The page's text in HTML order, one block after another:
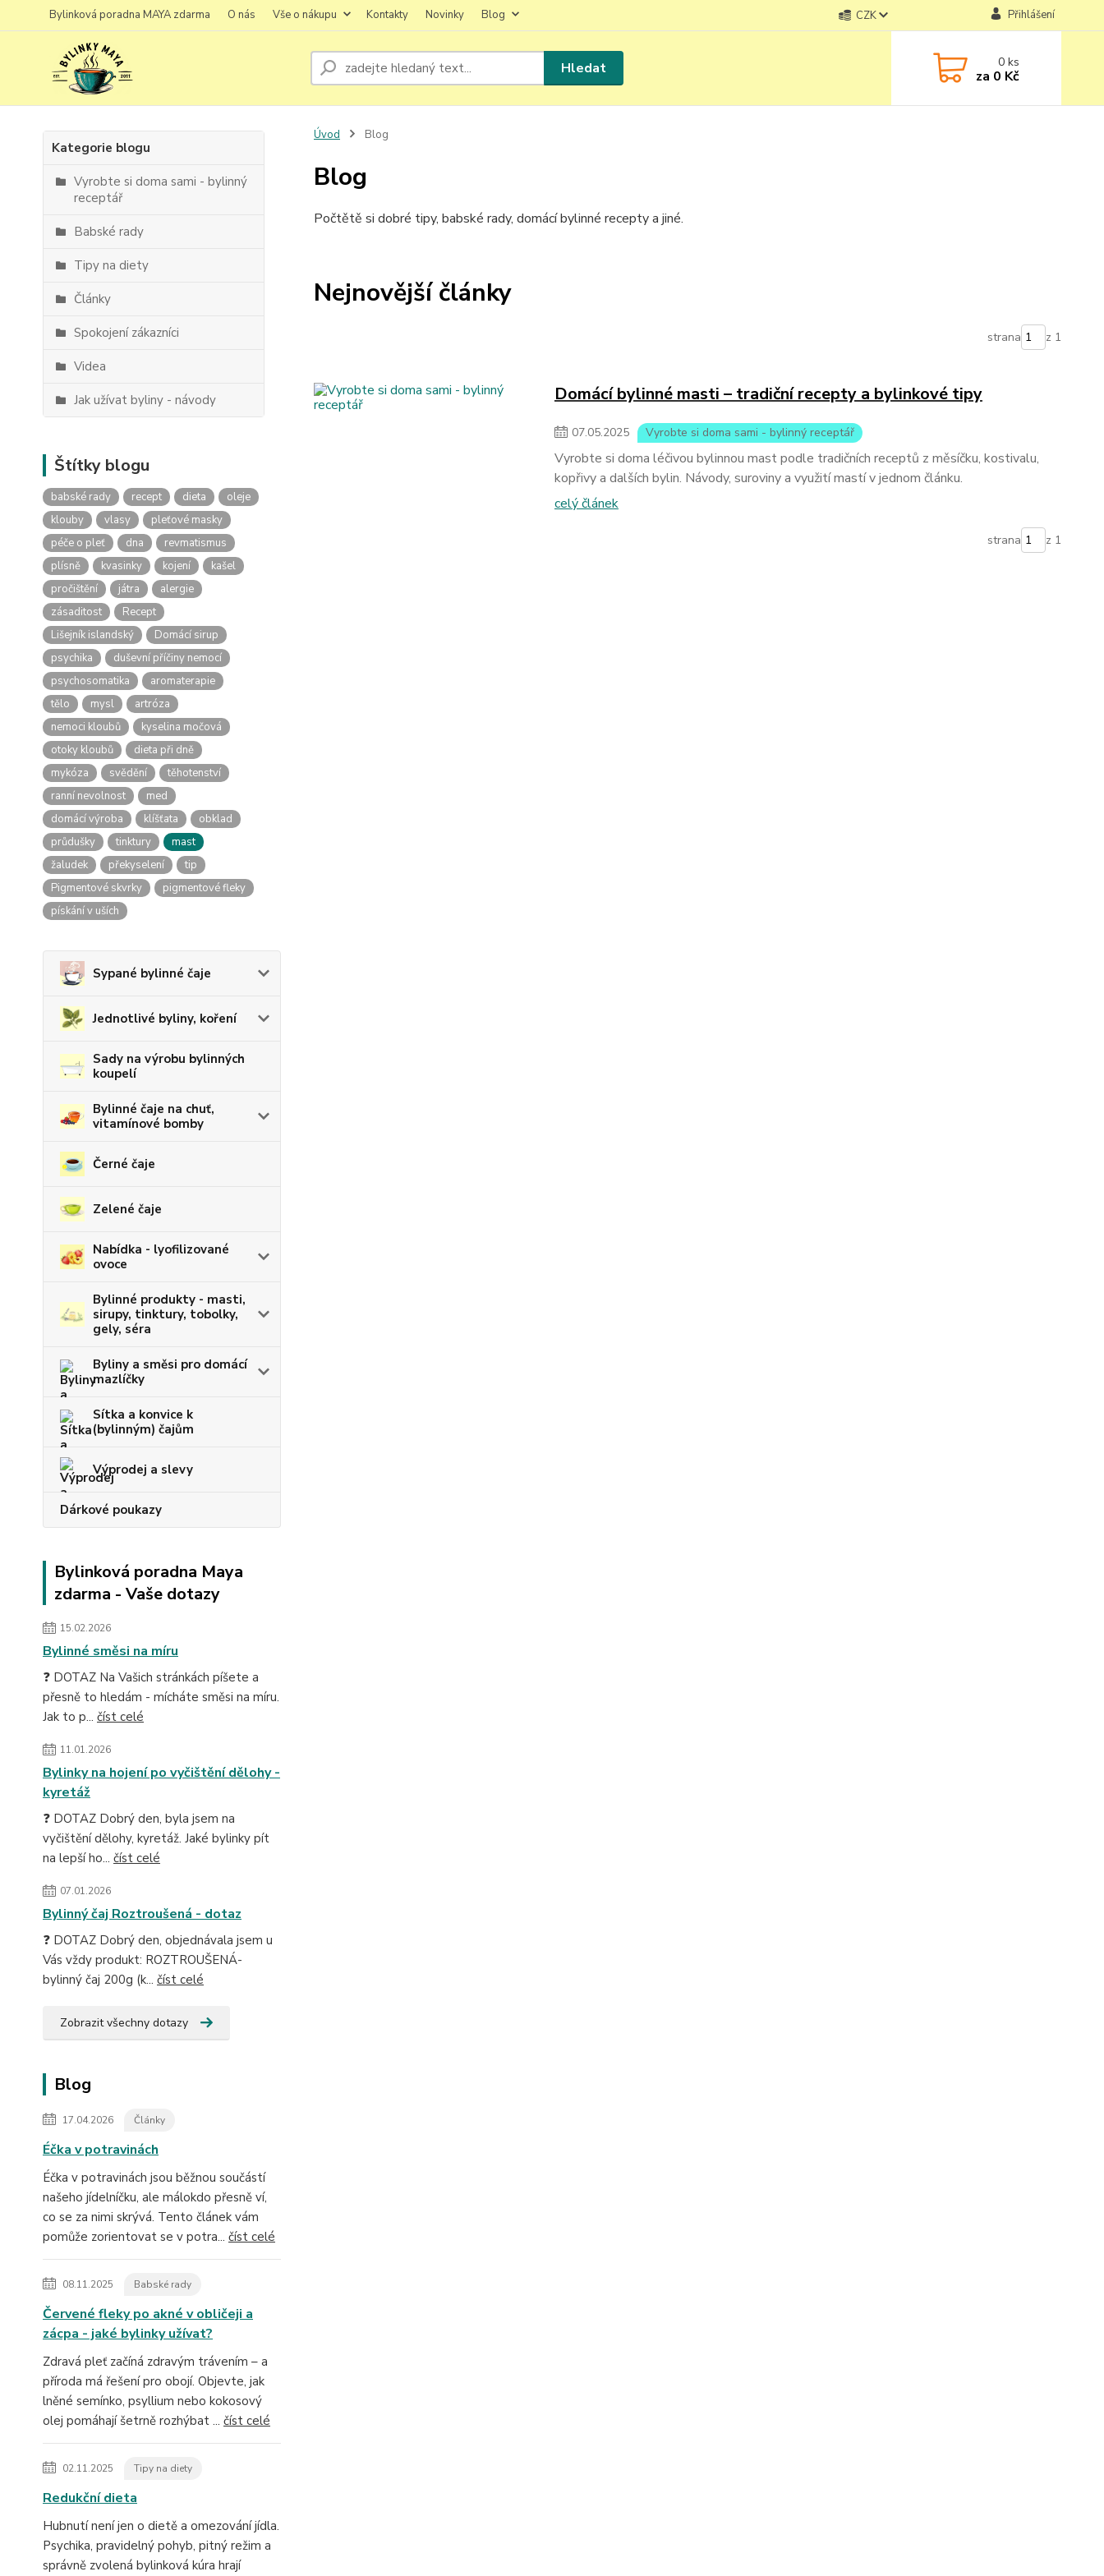
Bylinková poradna MAYA zdarma O nás Vše o nákupu Kontakty Novinky Blog CZK Přihlášení
Hledat 0ks
za 0 Kč
Kategorie blogu
Vyrobte si doma sami - bylinný
receptář
Babské rady
Tipy na diety
Články
Spokojení zákazníci
Videa
Jak užívat byliny - návody
Štítky blogu
babské rady recept dieta
oleje
klouby
vlasy
pleťové masky
péče o pleť
dna
revmatismus
plísně
kvasinky kojení
kašel
pročištění
játra
alergie
zásaditost
Recept
Lišejník islandský
Domácí sirup
psychika
duševní příčiny nemocí
psychosomatika
aromaterapie
tělo
mysl
artróza
nemoci kloubů
kyselina močová
otoky kloubů
dieta při dně
mykóza
svědění
těhotenství
ranní nevolnost
med
domácí výroba
klíšťata
obklad
průdušky
tinktury
mast
žaludek
překyselení
tip
Pigmentové skvrky
pigmentové fleky
pískání v uších
Sypané bylinné čaje
Jednotlivé byliny, koření
Sady na výrobu bylinných
koupelí
Bylinné čaje na chuť,
vitamínové bomby
Černé čaje
Zelené čaje
Nabídka - lyofilizované
ovoce
Bylinné produkty - masti,
sirupy, tinktury, tobolky,
gely, séra
Byliny a směsi pro domácí
mazlíčky
Sítka a konvice k
(bylinným) čajům
Výprodej a slevy
Dárkové poukazy
Bylinková poradna Maya
zdarma - Vaše dotazy
15.02.2026
Bylinné směsi na míru
❓ DOTAZ Na Vašich stránkách píšete a
přesně to hledám - mícháte směsi na míru.
Jak to p... číst celé
11.01.2026
Bylinky na hojení po vyčištění dělohy -
kyretáž
❓ DOTAZ Dobrý den, byla jsem na
vyčištění dělohy, kyretáž. Jaké bylinky pít
na lepší ho... číst celé
07.01.2026
Bylinný čaj Roztroušená - dotaz
❓ DOTAZ Dobrý den, objednávala jsem u
Vás vždy produkt: ROZTROUŠENÁ-
bylinný čaj 200g (k... číst celé
Zobrazit všechny dotazy
Blog
17.04.2026 Články
Éčka v potravinách
Éčka v potravinách jsou běžnou součástí
našeho jídelníčku, ale málokdo přesně ví,
co se za nimi skrývá. Tento článek vám
pomůže zorientovat se v potra... číst celé
08.11.2025 Babské rady
Červené fleky po akné v obličeji a
zácpa - jaké bylinky užívat?
Zdravá pleť začíná zdravým trávením – a
příroda má řešení pro obojí. Objevte, jak
lněné semínko, psyllium nebo kokosový
olej pomáhají šetrně rozhýbat ... číst celé
02.11.2025 Tipy na diety
Redukční dieta
Hubnutí není jen o dietě a omezování jídla.
Psychika, pravidelný pohyb, pitný režim a
správně zvolená bylinková kúra hrají
Úvod Blog
Blog
Počtětě si dobré tipy, babské rady, domácí bylinné recepty a jiné.
Nejnovější články
strana z 1
Domácí bylinné masti – tradiční recepty a bylinkové tipy
07.05.2025 Vyrobte si doma sami - bylinný receptář
Vyrobte si doma léčivou bylinnou mast podle tradičních receptů z měsíčku, kostivalu,
kopřivy a dalších bylin. Návody, suroviny a využití mastí v jednom článku.
celý článek
strana z 1